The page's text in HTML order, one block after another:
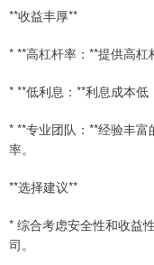
**收益丰厚**
* **高杠杆率：**提供高杠
* **低利息：**利息成本低
* **专业团队：**经验丰
率。
**选择建议**
* 综合考虑安全性和收益
司。